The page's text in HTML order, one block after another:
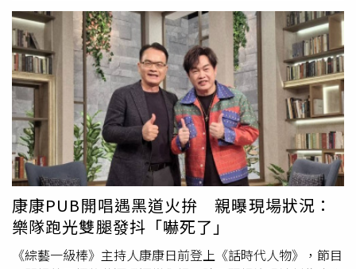
不住反覆確認：「這真的是專業人士的專業評估嗎？」獲得
肯定後才開心笑說：「那我真的很高興。」更爆笑的是，當
劉在錫開玩笑抱怨自己以前被觀相師說過不少缺點時，黃仁
勳立刻幽默回應：「那是因為你的鼻子不夠大。」還自豪表
示自己的鼻子特別適合當商業大亨，甚至當場推薦大家去做
韓國醫美時，可以直接指定「黃仁勳款鼻子」，笑稱這將會
是韓國最新流行趨勢，讓現場笑聲不斷。節目尾聲，製作單
位送上刻有「會長 Jensen Huang」的高級桌牌當作紀念禮
物，沒想到黃仁勳卻透露自己其實沒有辦公桌，也沒有個人
辦公室，平時都和員工共用大型會議桌工作，但看到另一份
禮物是燒酒調酒機，立刻緊抱著不放，笑稱下午就要立刻使
用。更令人感動的是，在進行節目固定最後猜題拿獎金環節
時，黃仁勳曾豪氣表示：「如果答錯題目
元。」沒想到在答題前，一路隨行的夫人洛麗立刻拿出錢包
的情況下，他們試圖利用美國的AI技術來達成目的，尤其顯
得諷刺。」儘管這些影響力行動未能產生明顯成果，但AI輔
助宣傳的出現，再次說明AI生成影像已變得無所不在，甚至
連批評AI產業本身的宣傳內容，也大量依賴相關技術。此
外，獨立科技媒體《404 Media》上週也指出，部分數位內
容農場正利用AI生成圖像製作反對資料中心建設的網路迷因
（Meme），進一步凸顯AI在網路宣傳與輿論操作中的日益
普及。
也親自現身迎接。黃仁勳旋風訪韓，首站就選擇前往由T1經
營的電競主題網咖，與戰隊成員見面交流。（圖／翻攝X
@TeslaZoa）隨後，黃仁勳前往首爾弘大附近的「T1 Base
Camp」，與包括Faker在內的5名職業選手及戰隊相關人士
會面，雙方針對電競產業未來發展及合作方向交換意見。黃
仁勳也高度肯定韓國的遊戲文化與競技實力，表示韓國玩家
總是追求最佳遊戲體驗，因此會選擇最頂尖的GPU產品，而
這正是輝達長期深耕的領域。他更強調，「遊戲是輝達的起
點」。值得一提的是，黃仁勳此次還特別準備了一份禮物送
給Faker，那就是親筆簽名的GeForce RTX 5090顯示卡。
Faker則回贈印有自己背號「1號」的親簽隊服，兩人互贈紀
念品的畫面也成為焦點。黃仁勳旋風訪韓，首站就選擇前往
由T1經營的電競主題網咖，與戰隊成員見面交流。（圖／翻
攝X @T1LoL）事實上，Faker過去就曾公開表示希望有機會
康康PUB開唱遇黑道火拚 親曝現場狀況：
樂隊跑光雙腿發抖「嚇死了」
《綜藝一級棒》主持人康康日前登上《話時代人物》，節目